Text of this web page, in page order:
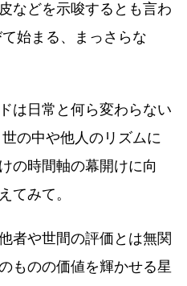
などを示唆するとも言わ
始まる、まっさらな
は日常と何ら変わらない
の中や他人のリズムに
の時間軸の幕開けに向
てみて。
者や世間の評価とは無関
ものの価値を輝かせる星